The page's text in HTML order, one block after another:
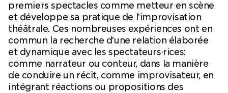
premiers spectacles comme metteur en scène
et développe sa pratique de l’improvisation
théâtrale. Ces nombreuses expériences ont en
commun la recherche d’une relation élaborée
et dynamique avec les spectateurs·rices:
comme narrateur ou conteur, dans la manière
de conduire un récit, comme improvisateur, en
intégrant réactions ou propositions des